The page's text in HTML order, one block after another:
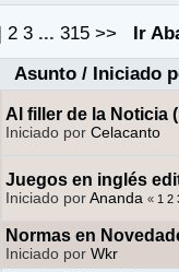
2 3 ... 315 >>
Ir
Asunto/ Iniciado
Al filler de la Noticia
Iniciado porCelacanto
Juegos en inglés
Iniciado porAnanda « 1 2
Normas en
Iniciado porWkr